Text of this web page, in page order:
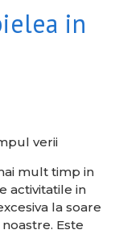
in
mult timp in
activitatile in
la soare
Este